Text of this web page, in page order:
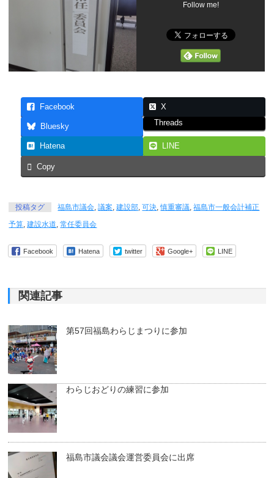
Follow me!
Facebook X
Bluesky Threads
Hatena LINE
Copy
投稿タグ 福島市議会 ,議案 ,建設部 ,可決 ,慎重審議 ,福島市一般会計補正
予算 ,建設水道 ,常任委員会
Facebook Hatena twitter Google+ LINE
関連記事
第57回福島わらじまつりに参加
わらじおどりの練習に参加
福島市議会議会運営委員会に出席